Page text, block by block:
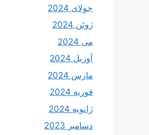
جولای 2024
ژوئن 2024
می 2024
آوریل 2024
مارس 2024
فوریه 2024
ژانویه 2024
دسامبر 2023